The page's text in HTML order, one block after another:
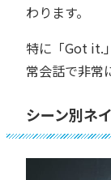
わります。
特に「Got it.
常会話で非常
シーン別ネ